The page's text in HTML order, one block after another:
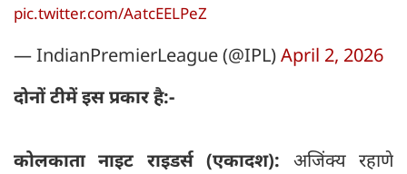
pic.twitter.com/AatcEELPeZ
— IndianPremierLeague (@IPL)April 2, 2026
दोनों टीमें इस प्रकार है:-
कोलकाता नाइट राइडर्स (एकादश): अजिंक्य रहाणे